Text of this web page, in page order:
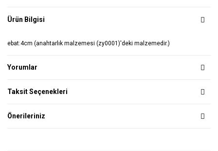
Ürün Bilgisi
ebat:4cm (anahtarlık malzemesi (zy0001)'deki malzemedir.)
Yorumlar
Taksit Seçenekleri
Önerileriniz